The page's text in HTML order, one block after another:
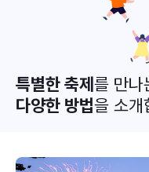
특별한 축제를 만나
다양한 방법을 소개